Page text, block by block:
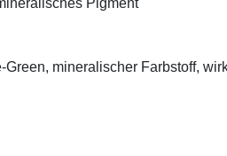
Green, mineralischer ­Farbstoff,